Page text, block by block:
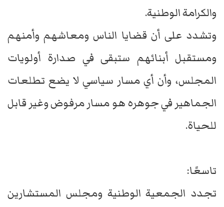
والكرامة الوطنية.
وتشدد على أن قضايا الناس ومعاشهم وأمنهم
ومستقبل أبنائهم ستبقى في صدارة أولويات
المجلس، وأن أي مسار سياسي لا يضع تطلعات
الجماهير في جوهره هو مسار مرفوض وغير قابل
للحياة.
تاسعًا:
تجدد الجمعية الوطنية ومجلس المستشارين